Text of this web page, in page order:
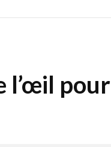
l’œil pour